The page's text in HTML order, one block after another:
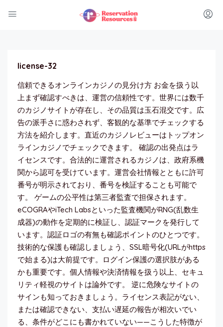
license-32
信頼できるオンラインカジノの見分け方 お金を扱う以
上まず確認すべきは、運営の信頼性です。世界には数千
のカジノサイトが存在し、その品質は玉石混交です。広
告の派手さに惑わされず、客観的な基準でチェックする
方法を紹介します。直近のカジノレビューはトップオン
ラインカジノでチェックできます。 確認の出発点はラ
イセンスです。合法的に運営されるカジノは、政府系機
関から認可を受けています。運営会社情報とともに許可
番号が明示されており、番号を検証することも可能で
す。 ゲームの公平性は第三者監査で担保されます。
eCOGRAやiTech Labsといった監査機関がRNG(乱数生
成器)の動作を定期的に検証し、認証マークを発行して
います。認証ロゴの有無も確認ポイントのひとつです。
技術的な保護も確認しましょう、SSL暗号化(URLがhttps
で始まる)は大前提です。ログイン保護の選択肢がある
かも重要です。個人情報や決済情報を扱う以上、セキュ
リティ軽視のサイトは論外です。 逆に危険なサイトの
サインも知っておきましょう。ライセンス表記がない、
または確認できない、支払い遅延の報告が相次いでい
る、条件がどこにも書かれていない——こうした特徴が